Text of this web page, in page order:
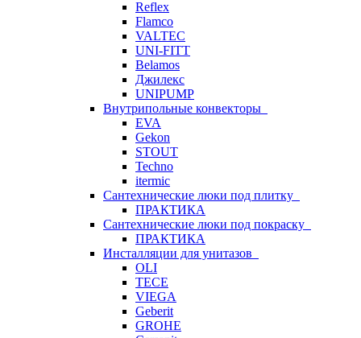
Reflex
Flamco
VALTEC
UNI-FITT
Belamos
Джилекс
UNIPUMP
Внутрипольные конвекторы
EVA
Gekon
STOUT
Techno
itermic
Сантехнические люки под плитку
ПРАКТИКА
Сантехнические люки под покраску
ПРАКТИКА
Инсталляции для унитазов
OLI
TECE
VIEGA
Geberit
GROHE